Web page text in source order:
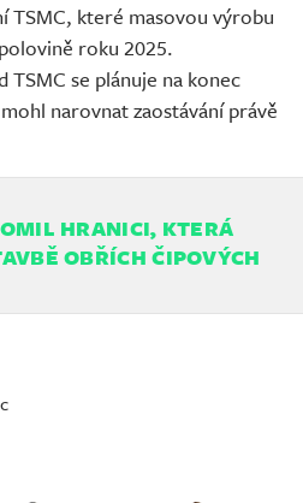
TSMC, které masovou výrobu
roku 2025.
se plánuje na konec
narovnat zaostávání právě
HRANICI, KTERÁ
OBŘÍCH ČIPOVÝCH